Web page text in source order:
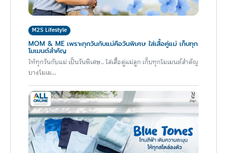
M2S Lifestyle
MOM & ME เพราะทุกวันกับแม่คือวันพิเศษ ใส่เสื้อคู่แม่ เก็บทุก
โมเมนต์สำคัญ
ให้ทุกวันกับแม่ เป็นวันพิเศษ.. ใส่เสื้อคู่แม่ลูก เก็บทุกโมเมนต์สำคัญ
บางโมเม...